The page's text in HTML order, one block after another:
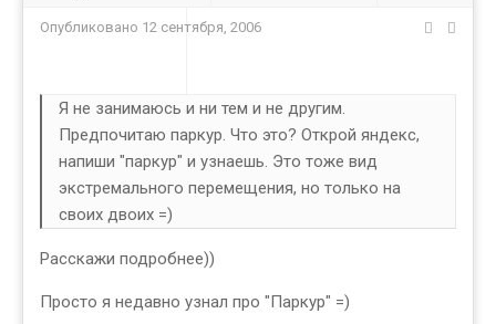
Опубликовано 12 сентября, 2006
Я не занимаюсь и ни тем и не другим.
Предпочитаю паркур. Что это? Открой яндекс,
напиши "паркур" и узнаешь. Это тоже вид
экстремального перемещения, но только на
своих двоих =)
Расскажи подробнее))
Просто я недавно узнал про "Паркур" =)